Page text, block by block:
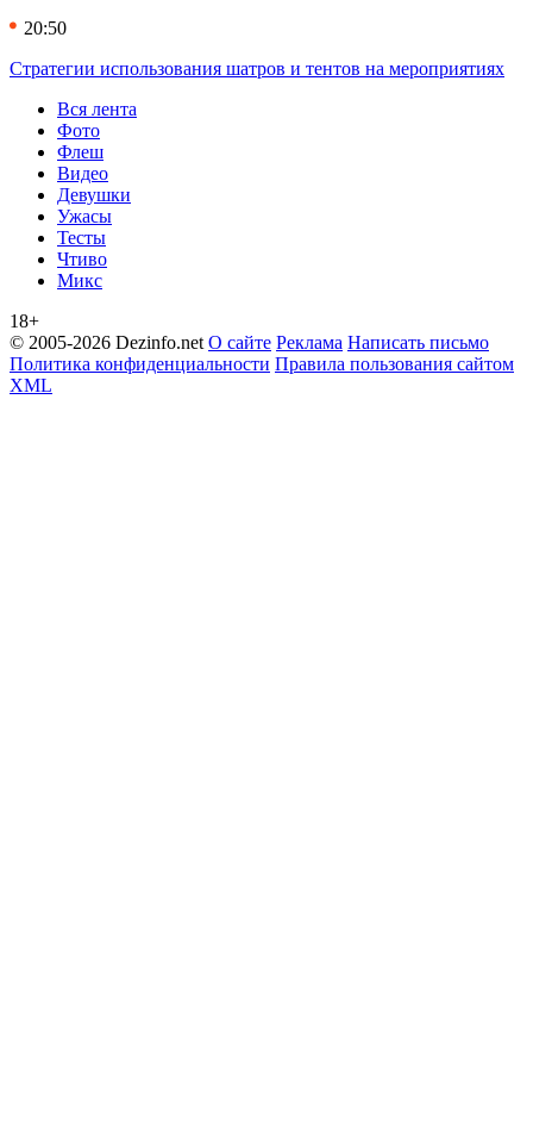
20:50
Стратегии использования шатров и тентов на мероприятиях
Вся лента
Фото
Флеш
Видео
Девушки
Ужасы
Тесты
Чтиво
Микс
18+
© 2005-2026 Dezinfo.net О сайте Реклама Написать письмо
Политика конфиденциальности Правила пользования сайтом
XML